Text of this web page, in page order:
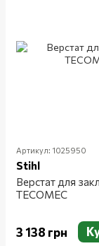
Артикул: 1025950
Stihl
Верстат для
TECOMEC
3 138 грн